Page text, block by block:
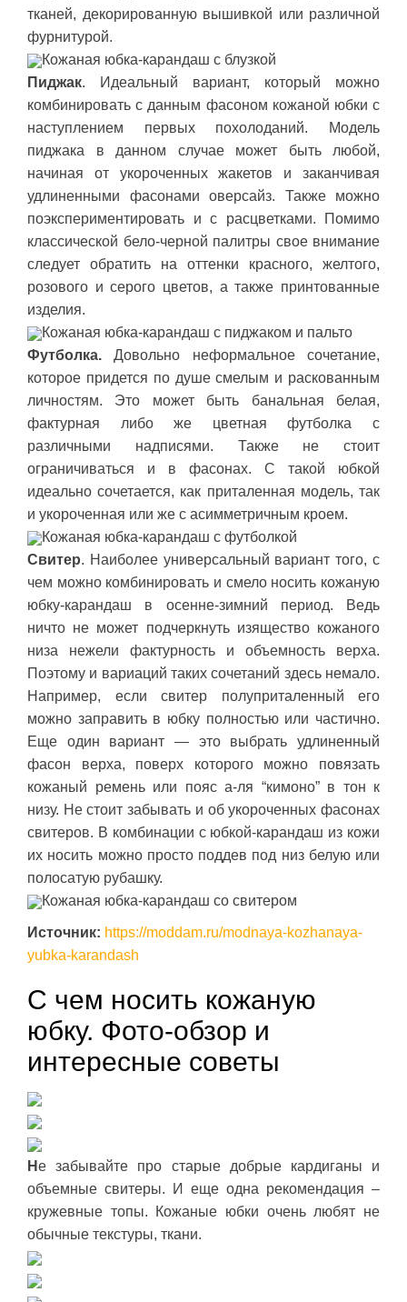
тканей, декорированную вышивкой или различной
фурнитурой.
Кожаная юбка-карандаш с блузкой
Пиджак. Идеальный вариант, который можно
комбинировать с данным фасоном кожаной юбки с
наступлением первых похолоданий. Модель
пиджака в данном случае может быть любой,
начиная от укороченных жакетов и заканчивая
удлиненными фасонами оверсайз. Также можно
поэкспериментировать и с расцветками. Помимо
классической бело-черной палитры свое внимание
следует обратить на оттенки красного, желтого,
розового и серого цветов, а также принтованные
изделия.
Кожаная юбка-карандаш с пиджаком и пальто
Футболка. Довольно неформальное сочетание,
которое придется по душе смелым и раскованным
личностям. Это может быть банальная белая,
фактурная либо же цветная футболка с
различными надписями. Также не стоит
ограничиваться и в фасонах. С такой юбкой
идеально сочетается, как приталенная модель, так
и укороченная или же с асимметричным кроем.
Кожаная юбка-карандаш с футболкой
Свитер. Наиболее универсальный вариант того, с
чем можно комбинировать и смело носить кожаную
юбку-карандаш в осенне-зимний период. Ведь
ничто не может подчеркнуть изящество кожаного
низа нежели фактурность и объемность верха.
Поэтому и вариаций таких сочетаний здесь немало.
Например, если свитер полуприталенный его
можно заправить в юбку полностью или частично.
Еще один вариант — это выбрать удлиненный
фасон верха, поверх которого можно повязать
кожаный ремень или пояс а-ля “кимоно” в тон к
низу. Не стоит забывать и об укороченных фасонах
свитеров. В комбинации с юбкой-карандаш из кожи
их носить можно просто поддев под низ белую или
полосатую рубашку.
Кожаная юбка-карандаш со свитером
Источник: https://moddam.ru/modnaya-kozhanaya-
yubka-karandash
С чем носить кожаную
юбку. Фото-обзор и
интересные советы
Не забывайте про старые добрые кардиганы и
объемные свитеры. И еще одна рекомендация –
кружевные топы. Кожаные юбки очень любят не
обычные текстуры, ткани.